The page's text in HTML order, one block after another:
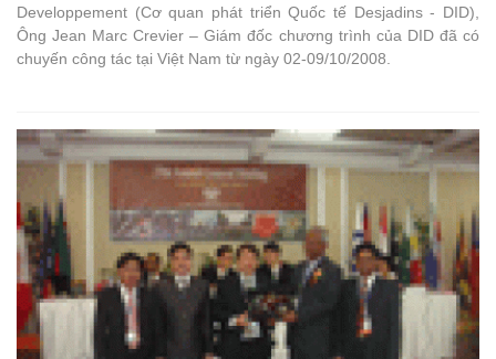
Developpement (Cơ quan phát triển Quốc tế Desjadins - DID),
Ông Jean Marc Crevier – Giám đốc chương trình của DID đã có
chuyến công tác tại Việt Nam từ ngày 02-09/10/2008.